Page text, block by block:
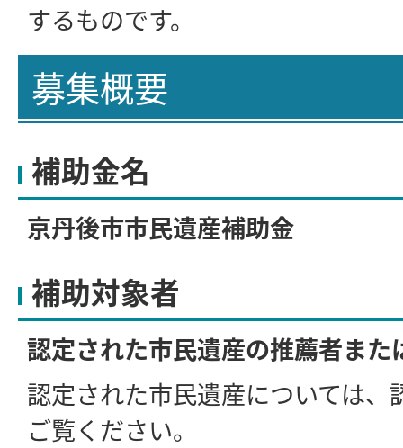
するものです。
募集概要
補助金名
京丹後市市民遺産補助金
補助対象者
認定された市民遺産の推薦者また
認定された市民遺産については、
ご覧ください。